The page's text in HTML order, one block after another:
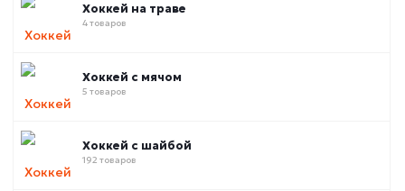
Хоккей на траве
4 товаров
Хоккей с мячом
5 товаров
Хоккей с шайбой
192 товаров